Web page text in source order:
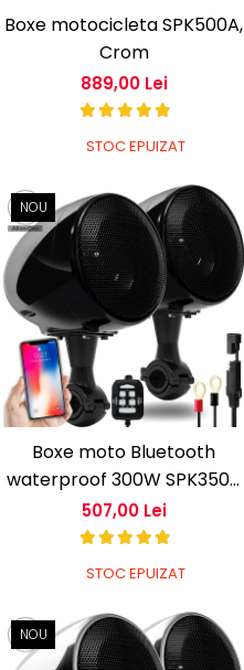
Boxe motocicleta SPK500A,
Crom
889,00 Lei
STOC EPUIZAT
NOU
Boxe moto Bluetooth
waterproof 300W SPK350B
negru – difuzoare 4” ghidon
507,00 Lei
STOC EPUIZAT
NOU